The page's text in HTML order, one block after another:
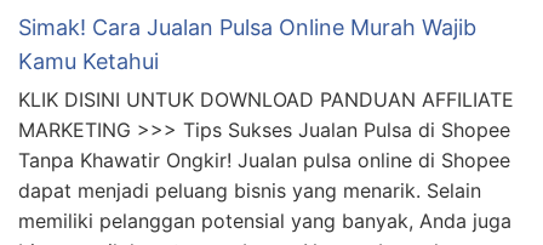
Simak! Cara Jualan Pulsa Online Murah Wajib